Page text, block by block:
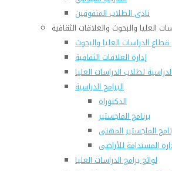
نادى الطلاب المتفوقين
العليا والبحوث والعلاقات الثقافية
الدراسات العليا والبحوث
إدارة العلاقات الثقافية
لطلاب الدراسات العليا
البرامج الدراسية
الدكتوراة
برنامج الماجستير
الماجستير المهنى
المستدامة للأراضى
لوائح برامج الدراسات العليا